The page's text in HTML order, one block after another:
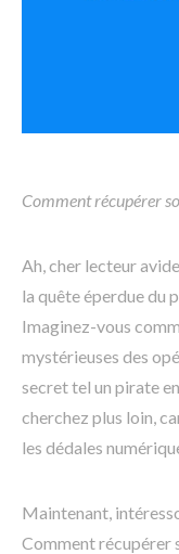
Comment récupérer
Ah, cher lecteur
la quête éperdue du
Imaginez-vous
mystérieuses des
secret tel un pirate
cherchez plus loin,
les dédales
Maintenant,
Comment récupérer